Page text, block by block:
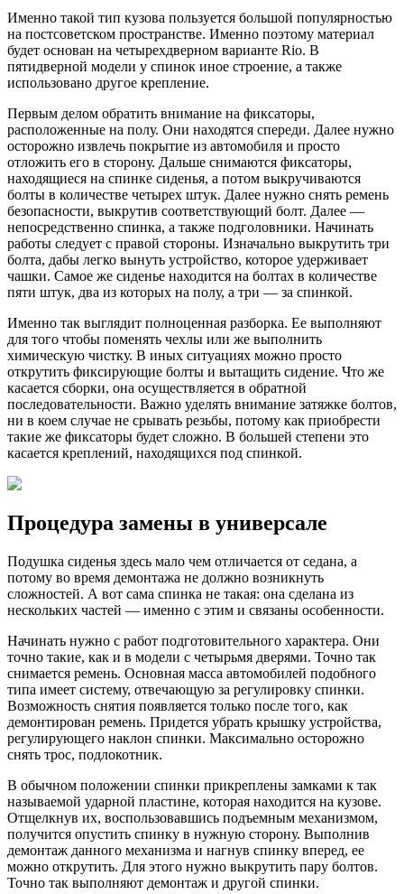
Именно такой тип кузова пользуется большой популярностью
на постсоветском пространстве. Именно поэтому материал
будет основан на четырехдверном варианте Rio. В
пятидверной модели у спинок иное строение, а также
использовано другое крепление.
Первым делом обратить внимание на фиксаторы,
расположенные на полу. Они находятся спереди. Далее нужно
осторожно извлечь покрытие из автомобиля и просто
отложить его в сторону. Дальше снимаются фиксаторы,
находящиеся на спинке сиденья, а потом выкручиваются
болты в количестве четырех штук. Далее нужно снять ремень
безопасности, выкрутив соответствующий болт. Далее —
непосредственно спинка, а также подголовники. Начинать
работы следует с правой стороны. Изначально выкрутить три
болта, дабы легко вынуть устройство, которое удерживает
чашки. Самое же сиденье находится на болтах в количестве
пяти штук, два из которых на полу, а три — за спинкой.
Именно так выглядит полноценная разборка. Ее выполняют
для того чтобы поменять чехлы или же выполнить
химическую чистку. В иных ситуациях можно просто
открутить фиксирующие болты и вытащить сидение. Что же
касается сборки, она осуществляется в обратной
последовательности. Важно уделять внимание затяжке болтов,
ни в коем случае не срывать резьбы, потому как приобрести
такие же фиксаторы будет сложно. В большей степени это
касается креплений, находящихся под спинкой.
Процедура замены в универсале
Подушка сиденья здесь мало чем отличается от седана, а
потому во время демонтажа не должно возникнуть
сложностей. А вот сама спинка не такая: она сделана из
нескольких частей — именно с этим и связаны особенности.
Начинать нужно с работ подготовительного характера. Они
точно такие, как и в модели с четырьмя дверями. Точно так
снимается ремень. Основная масса автомобилей подобного
типа имеет систему, отвечающую за регулировку спинки.
Возможность снятия появляется только после того, как
демонтирован ремень. Придется убрать крышку устройства,
регулирующего наклон спинки. Максимально осторожно
снять трос, подлокотник.
В обычном положении спинки прикреплены замками к так
называемой ударной пластине, которая находится на кузове.
Отщелкнув их, воспользовавшись подъемным механизмом,
получится опустить спинку в нужную сторону. Выполнив
демонтаж данного механизма и нагнув спинку вперед, ее
можно открутить. Для этого нужно выкрутить пару болтов.
Точно так выполняют демонтаж и другой спинки.